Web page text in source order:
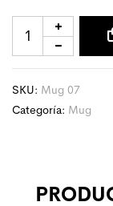
SKU: Mug 07
Categoría: Mug